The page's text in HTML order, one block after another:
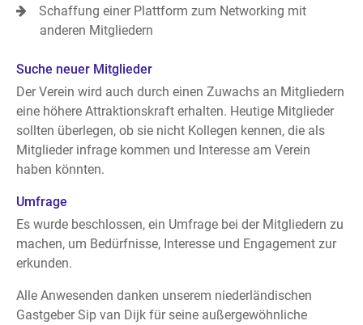
Schaffung einer Plattform zum Networking mit
anderen Mitgliedern
Suche neuer Mitglieder
Der Verein wird auch durch einen Zuwachs an Mitgliedern
eine höhere Attraktionskraft erhalten. Heutige Mitglieder
sollten überlegen, ob sie nicht Kollegen kennen, die als
Mitglieder infrage kommen und Interesse am Verein
haben könnten.
Umfrage
Es wurde beschlossen, ein Umfrage bei der Mitgliedern zu
machen, um Bedürfnisse, Interesse und Engagement zur
erkunden.
Alle Anwesenden danken unserem niederländischen
Gastgeber Sip van Dijk für seine außergewöhnliche